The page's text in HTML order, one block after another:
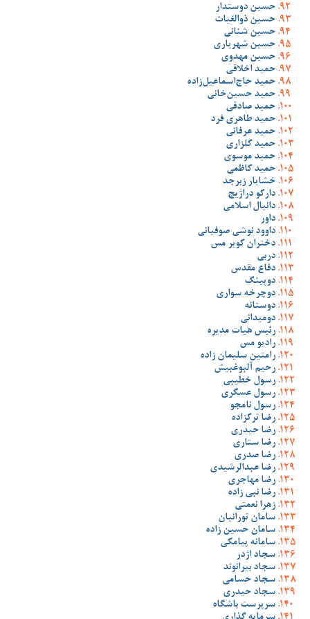
حسین دوستدار
حسین ذوالغیاث
حسین شنانی
حسین شهریاری
حسین مهدوی
حمید اخلاقی
حمید حاج‌اسماعیل‌زاده
حمید حسین‌خانی
حمید صادقی
حمید طاهری فرد
حمید عرفانی
حمید گلزاری
حمید موسوی
حمید کاظمی
خشایار زبرجد
دارکو دراژیچ
دانیال اسلامی
داور
داوود نوشی صوفیانی
دختران کویر مس
دربی
دفاع مقدس
دوپینگ
دوچرخه سواری
دوستانه
دومیدانی
رئیس هیات مدیره
رادیو مس
رامتین سلیمان زاده
رحیم آلبوغبیش
رسول خطیبی
رسول عسگری
رسول نامجو
رضا ترکزاده
رضا حیدری
رضا ستاری
رضا صدری
رضا عبدالرشیدی
رضا مهاجری
رضا نبی زاده
زهرا نعمتی
سامان تورانیان
سامان حسین زاده
سامانه پیامکی
سجاد اژدر
سجاد بیرانوند
سجاد حسامی
سجاد حیدری
سرپرست باشگاه